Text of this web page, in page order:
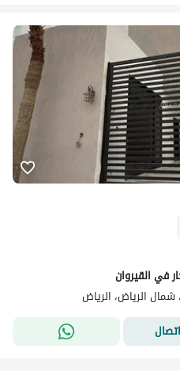
في القيروان
الرياض، الرياض
اتصال